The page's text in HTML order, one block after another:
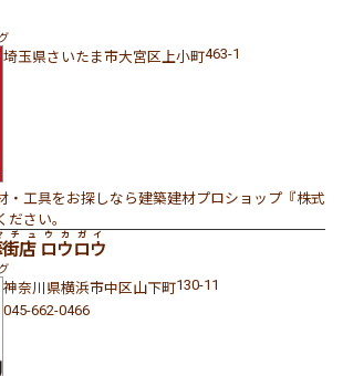
埼玉県さいたま市大宮区 上小町463-1
・工具をお探しなら建築建材プロショップ『株式
さい。
街店 ロウロウ
チュウカガイ
神奈川県横浜市中区山下町130-11
045-662-0466